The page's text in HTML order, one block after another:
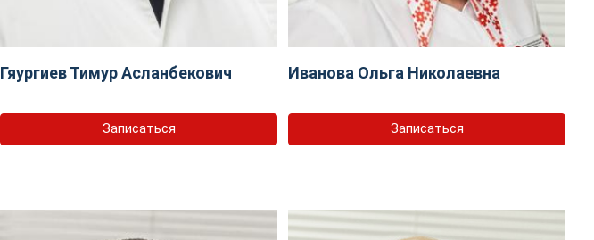
Гяургиев Тимур Асланбекович
Записаться
Иванова Ольга Николаевна
Записаться